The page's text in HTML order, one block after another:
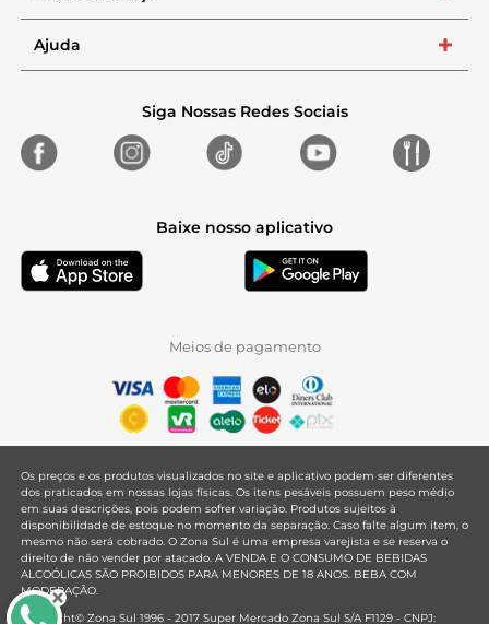
Ajuda +
Siga Nossas Redes Sociais
Baixe nosso aplicativo
Meios de pagamento
Os preços e os produtos visualizados no site e aplicativo podem ser diferentes
dos praticados em nossas lojas físicas. Os itens pesáveis possuem peso médio
em suas descrições, pois podem sofrer variação. Produtos sujeitos à
disponibilidade de estoque no momento da separação. Caso falte algum item, o
mesmo não será cobrado. O Zona Sul é uma empresa varejista e se reserva o
direito de não vender por atacado. A VENDA E O CONSUMO DE BEBIDAS
ALCOÓLICAS SÃO PROIBIDOS PARA MENORES DE 18 ANOS. BEBA COM
MODERAÇÃO.
Copyright© Zona Sul 1996 - 2017 Super Mercado Zona Sul S/A F1129 - CNPJ: